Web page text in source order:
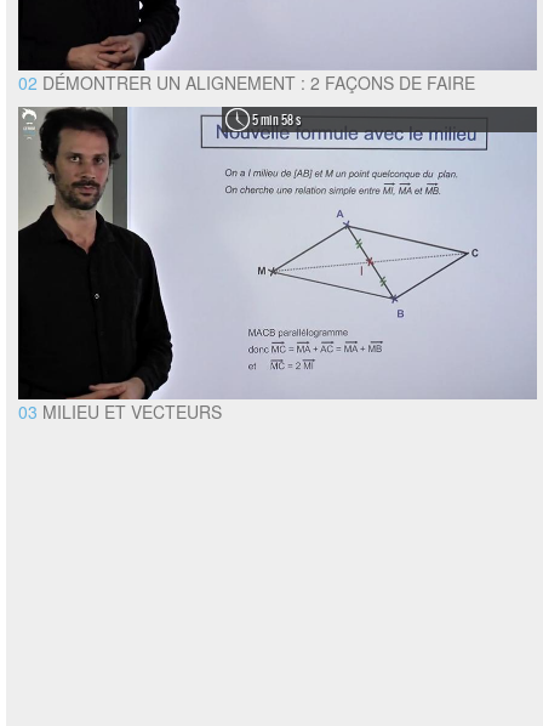
02 DÉMONTRER UN ALIGNEMENT : 2 FAÇONS DE FAIRE
5 min 58 s
03 MILIEU ET VECTEURS